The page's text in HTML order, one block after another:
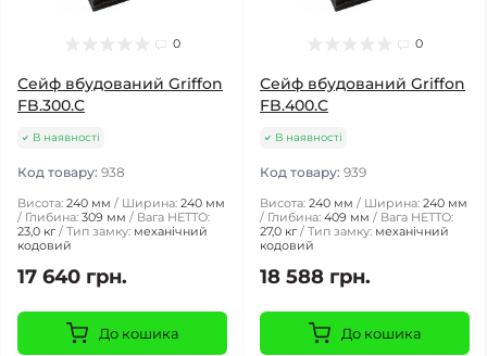
0
Сейф вбудований Griffon
FB.300.C
В наявності
Код товару: 938
Висота: 240 мм Ширина: 240 мм
Глибина: 309 мм
Вага НЕТТО:
23,0 кг
Тип замку: механічний
кодовий
17 640 грн.
До кошика
0
Сейф вбудований Griffon
FB.400.C
В наявності
Код товару: 939
Висота: 240 мм Ширина: 240 мм
Глибина: 409 мм
Вага НЕТТО:
27,0 кг
Тип замку: механічний
кодовий
18 588 грн.
До кошика